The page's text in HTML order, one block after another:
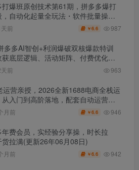
打爆班原创技术第61期，拼多多爆打
自动化起量全玩法・软件批量操
优化・大促矩阵实战课
前 ￥6.6 987
多多AI智创+利润爆破双核爆款特训
底层逻辑、活动矩阵、付费优化、
SOP
前 963
运营亲授，2026全新1688电商全栈运
入门到高阶落地，配套自动运营表
+直播诊断等
月前 ￥6.6 946
费会员，实经验分享操，时长拉
货拉满(更新26年06月08日)
月前 ￥6.6 942